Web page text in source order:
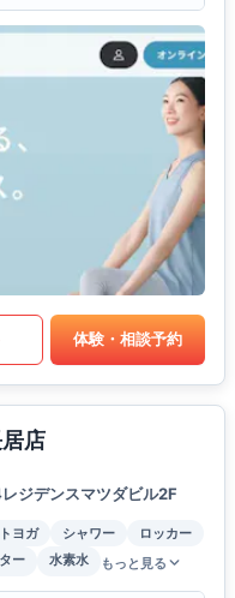
体験・相談予約
店
ジデンスマツダビル2F
ヨガ シャワー
ロッカー
ー 水素水 もっと見る